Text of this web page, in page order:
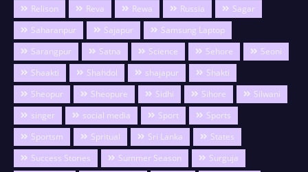
Relison
Reva Rewa Russia
Sagar
Saharanpur
Sajapur
Samsung Laptop
Sarangpur
Satna Science Sehore
Seoni
Shaakti
Shahdol shajapur
Shakti
Sheopur
Sheopure Sidhi Sihore
Silwani
singer
social media Sport
Sports
Sportsm
Spritual Sri Lanka
States
Success Stories
Summer Season
Surguja